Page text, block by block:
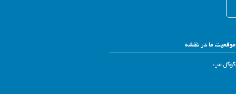
موقعیت ما در نقشه
گوگل مپ